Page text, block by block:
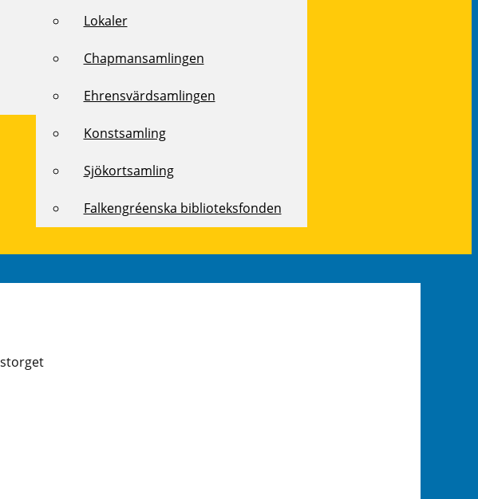
Lokaler
Chapmansamlingen
Ehrensvärdsamlingen
Konstsamling
Sjökortsamling
Falkengréenska biblioteksfonden